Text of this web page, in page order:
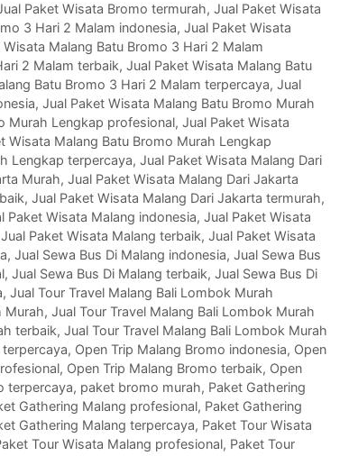
Paket Wisata Bromo termurah, Jual Paket Wisata
3 Hari 2 Malam indonesia, Jual Paket Wisata
Wisata Malang Batu Bromo 3 Hari 2 Malam
2 Malam terbaik, Jual Paket Wisata Malang Batu
Batu Bromo 3 Hari 2 Malam terpercaya, Jual
, Jual Paket Wisata Malang Batu Bromo Murah
Murah Lengkap profesional, Jual Paket Wisata
Wisata Malang Batu Bromo Murah Lengkap
Lengkap terpercaya, Jual Paket Wisata Malang Dari
Murah, Jual Paket Wisata Malang Dari Jakarta
, Jual Paket Wisata Malang Dari Jakarta termurah,
Paket Wisata Malang indonesia, Jual Paket Wisata
Jual Paket Wisata Malang terbaik, Jual Paket Wisata
, Jual Sewa Bus Di Malang indonesia, Jual Sewa Bus
, Jual Sewa Bus Di Malang terbaik, Jual Sewa Bus Di
, Jual Tour Travel Malang Bali Lombok Murah
Murah, Jual Tour Travel Malang Bali Lombok Murah
terbaik, Jual Tour Travel Malang Bali Lombok Murah
, Open Trip Malang Bromo indonesia, Open
, Open Trip Malang Bromo terbaik, Open
terpercaya, paket bromo murah, Paket Gathering
Gathering Malang profesional, Paket Gathering
Gathering Malang terpercaya, Paket Tour Wisata
Tour Wisata Malang profesional, Paket Tour